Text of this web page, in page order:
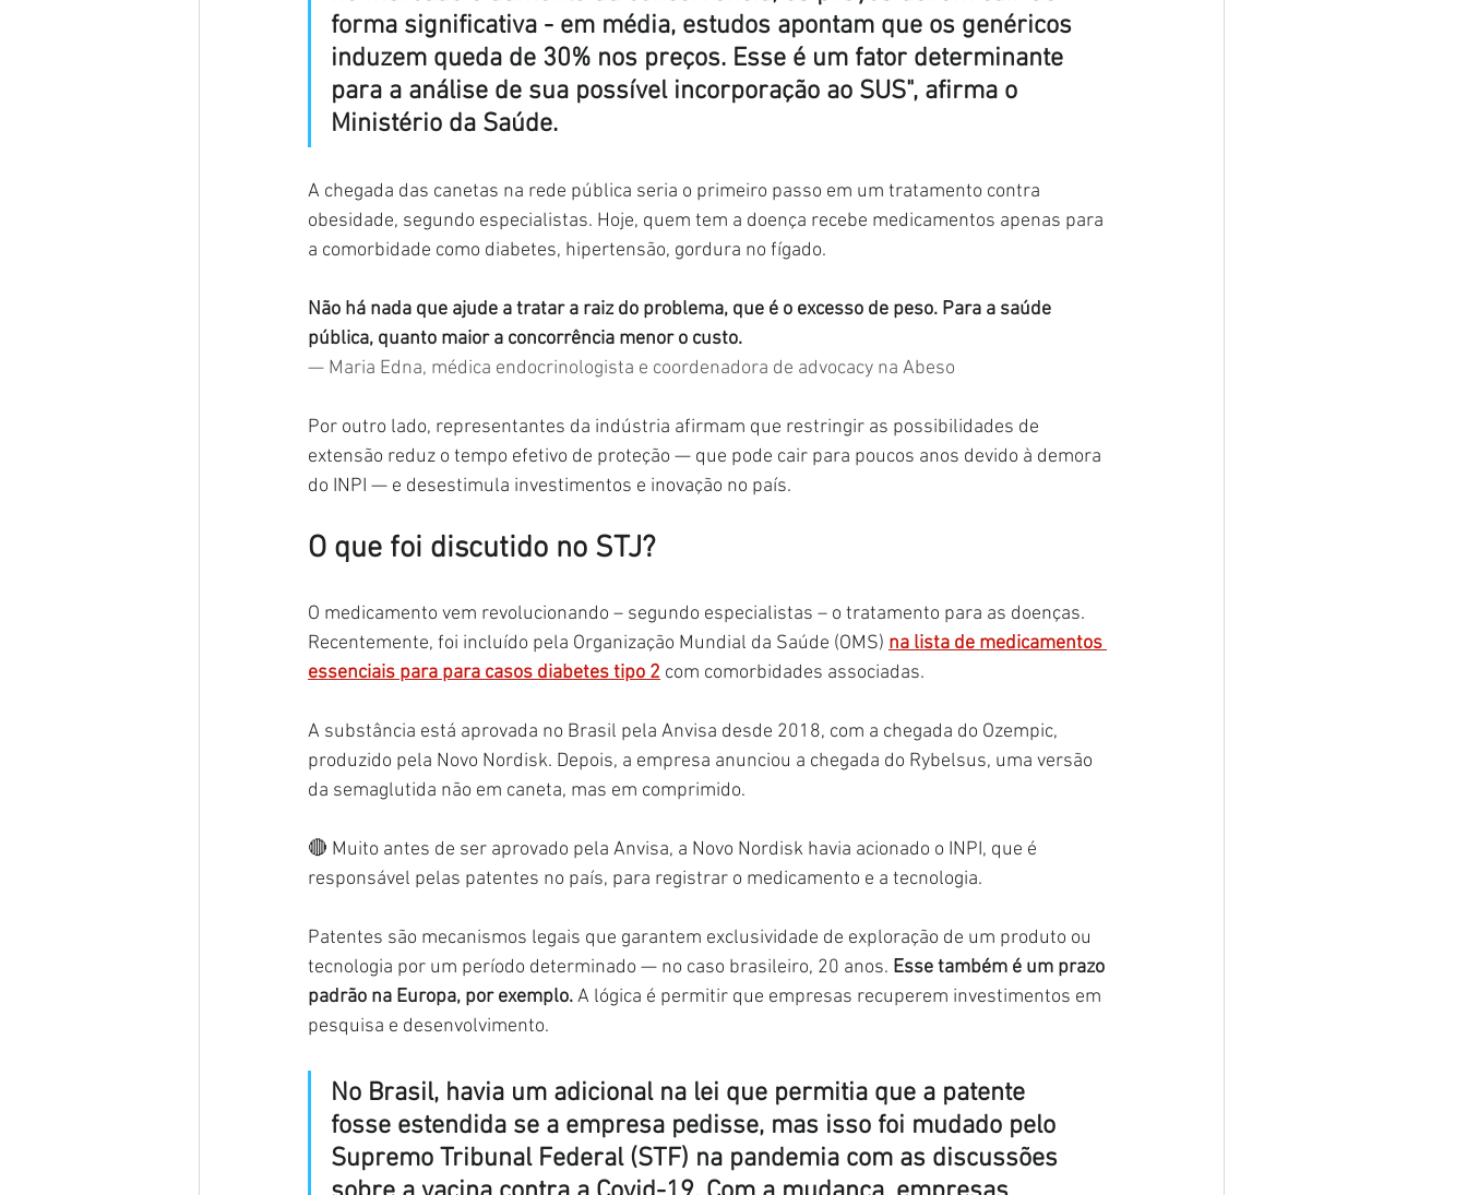
forma significativa - em média, estudos apontam que os genéricos
induzem queda de 30% nos preços. Esse é um fator determinante
para a análise de sua possível incorporação ao SUS", afirma o
Ministério da Saúde.
A chegada das canetas na rede pública seria o primeiro passo em um tratamento contra
obesidade, segundo especialistas. Hoje, quem tem a doença recebe medicamentos apenas para
a comorbidade como diabetes, hipertensão, gordura no fígado.
Não há nada que ajude a tratar a raiz do problema, que é o excesso de peso. Para a saúde
pública, quanto maior a concorrência menor o custo.
— Maria Edna, médica endocrinologista e coordenadora de advocacy na Abeso
Por outro lado, representantes da indústria afirmam que restringir as possibilidades de
extensão reduz o tempo efetivo de proteção — que pode cair para poucos anos devido à demora
do INPI — e desestimula investimentos e inovação no país.
O que foi discutido no STJ?
O medicamento vem revolucionando – segundo especialistas – o tratamento para as doenças.
Recentemente, foi incluído pela Organização Mundial da Saúde (OMS) na lista de medicamentos
essenciais para para casos diabetes tipo 2 com comorbidades associadas.
A substância está aprovada no Brasil pela Anvisa desde 2018, com a chegada do Ozempic,
produzido pela Novo Nordisk. Depois, a empresa anunciou a chegada do Rybelsus, uma versão
da semaglutida não em caneta, mas em comprimido.
🔴 Muito antes de ser aprovado pela Anvisa, a Novo Nordisk havia acionado o INPI, que é
responsável pelas patentes no país, para registrar o medicamento e a tecnologia.
Patentes são mecanismos legais que garantem exclusividade de exploração de um produto ou
tecnologia por um período determinado — no caso brasileiro, 20 anos. Esse também é um prazo
padrão na Europa, por exemplo. A lógica é permitir que empresas recuperem investimentos em
pesquisa e desenvolvimento.
No Brasil, havia um adicional na lei que permitia que a patente
fosse estendida se a empresa pedisse, mas isso foi mudado pelo
Supremo Tribunal Federal (STF) na pandemia com as discussões